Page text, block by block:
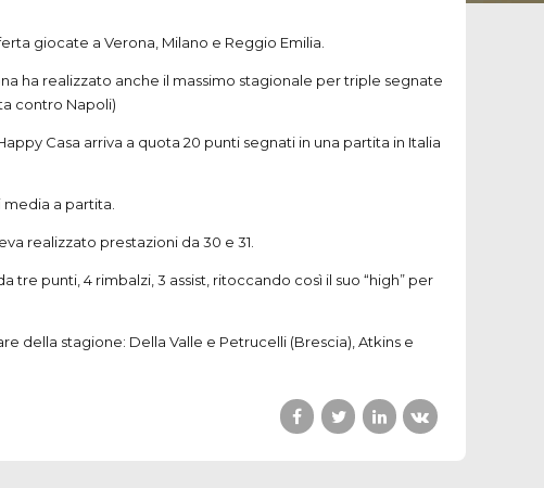
giocate a Verona, Milano e Reggio Emilia.
ha realizzato anche il massimo stagionale per triple segnate
contro Napoli)
Casa arriva a quota 20 punti segnati in una partita in Italia
media a partita.
realizzato prestazioni da 30 e 31.
punti, 4 rimbalzi, 3 assist, ritoccando così il suo “high” per
della stagione: Della Valle e Petrucelli (Brescia), Atkins e